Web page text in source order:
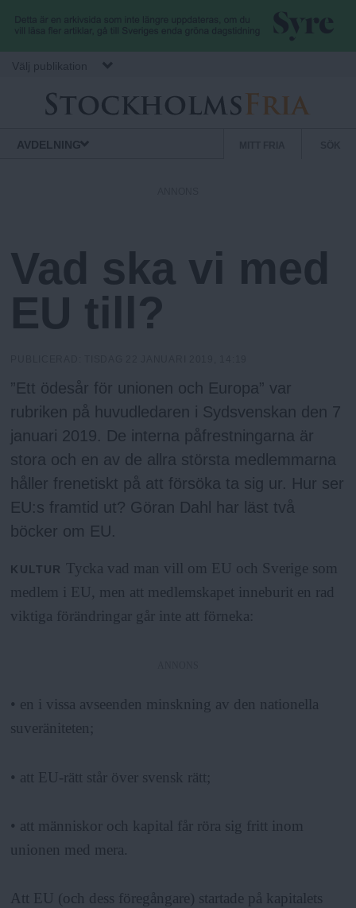
Hoppa till huvudinnehåll
Välj publikation
S
c
k
h
o
l
m
s
F
a
AVDELNING
y
Vad ska vi med
EU till?
”Ett ödesår för unionen och Europa” var
rubriken på huvudledaren i Sydsvenskan den 7
januari 2019. De interna påfrestningarna är
stora och en av de allra största medlemmarna
håller frenetiskt på att försöka ta sig ur. Hur ser
EU:s framtid ut? Göran Dahl har läst två
böcker om EU.
KULTUR Tycka vad man vill om EU och Sverige som
medlem i EU, men att medlemskapet inneburit en rad
viktiga förändringar går inte att förneka:
• en i vissa avseenden minskning av den nationella
suveräniteten;
• att EU-rätt står över svensk rätt;
• att människor och kapital får röra sig fritt inom
unionen med mera.
Att EU (och dess föregångare) startade på kapitalets